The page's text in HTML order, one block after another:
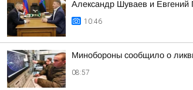
Александр Шуваев и Евгений
10:46
Минобороны сообщило о
08:57